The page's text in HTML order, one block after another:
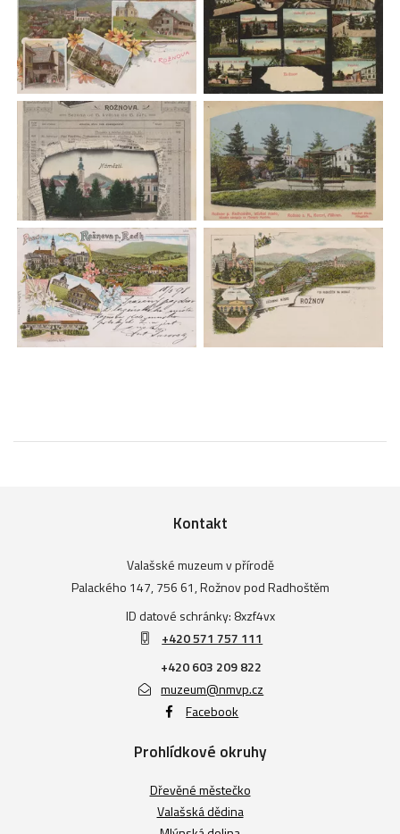
Kontakt
Valašské muzeum v přírodě
Palackého 147, 756 61, Rožnov pod Radhoštěm
ID datové schránky: 8xzf4vx
+420 571 757 111
+420 603 209 822
muzeum@nmvp.cz
Facebook
Prohlídkové okruhy
Dřevěné městečko
Valašská dědina